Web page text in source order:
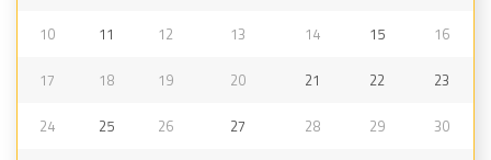
10 11 12 13 14 15 16
17 18 19 20 21 22 23
24 25 26 27 28 29 30